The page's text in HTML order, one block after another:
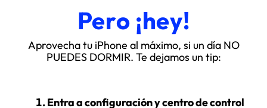
Pero ¡hey!
Aprovecha tu iPhone al máximo, si un día NO
PUEDES DORMIR. Te dejamos un tip:
Entra a configuración y centro de control